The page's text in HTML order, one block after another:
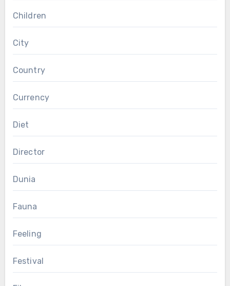
Children
City
Country
Currency
Diet
Director
Dunia
Fauna
Feeling
Festival